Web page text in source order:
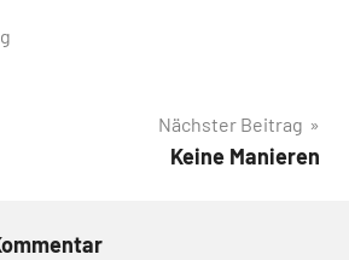
Nächster Beitrag
Keine Manieren